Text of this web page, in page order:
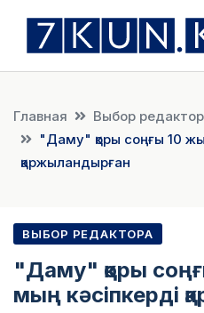
Главная
Выбор
"Даму" қоры соңғы 10
қаржыландырған
ВЫБОР РЕДАКТОРА
"Даму" қоры
мың кәсіпкерді